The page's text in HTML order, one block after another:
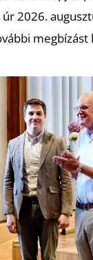
2026.
megbízást